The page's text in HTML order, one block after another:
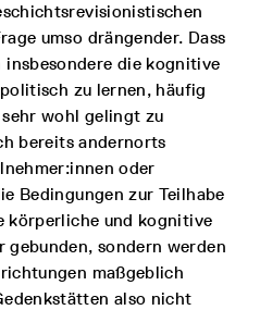
umso drängender. Dass
insbesondere die kognitive
zu lernen, häufig
wohl gelingt zu
bereits andernorts
oder
Bedingungen zur Teilhabe
körperliche und kognitive
gebunden, sondern werden
maßgeblich
also nicht